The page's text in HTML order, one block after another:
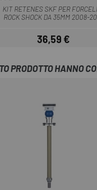
KIT RETENES SKF PER
ROCK SHOCK DA 35MM 2008-
Prezzo
36,59 €
PRODOTTO HANNO